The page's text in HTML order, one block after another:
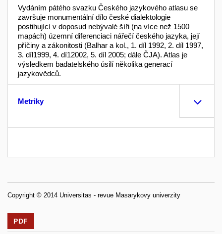
Vydáním pátého svazku Českého jazykového atlasu se
završuje monumentální dílo české dialektologie
postihující v doposud nebývalé šíři (na více než 1500
mapách) územní diferenciaci nářečí českého jazyka, její
příčiny a zákonitosti (Balhar a kol., 1. díl 1992, 2. díl 1997,
3. díl1999, 4. dí12002, 5. díl 2005; dále ČJA). Atlas je
výsledkem badatelského úsilí několika generací
jazykovědců.
Metriky
Copyright © 2014 Universitas - revue Masarykovy univerzity
PDF